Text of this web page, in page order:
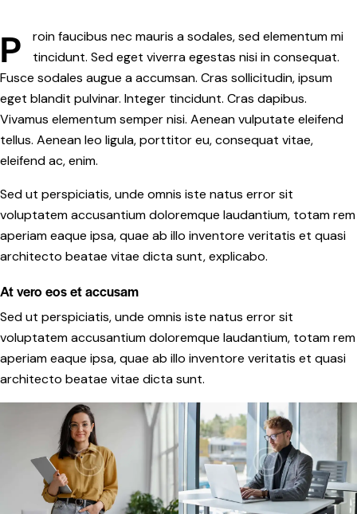
P
roin faucibus nec mauris a sodales, sed elementum mi
tincidunt. Sed eget viverra egestas nisi in consequat.
Fusce sodales augue a accumsan. Cras sollicitudin, ipsum
eget blandit pulvinar. Integer tincidunt. Cras dapibus.
Vivamus elementum semper nisi. Aenean vulputate eleifend
tellus. Aenean leo ligula, porttitor eu, consequat vitae,
eleifend ac, enim.
Sed ut perspiciatis, unde omnis iste natus error sit
voluptatem accusantium doloremque laudantium, totam rem
aperiam eaque ipsa, quae ab illo inventore veritatis et quasi
architecto beatae vitae dicta sunt, explicabo.
At vero eos et accusam
Sed ut perspiciatis, unde omnis iste natus error sit
voluptatem accusantium doloremque laudantium, totam rem
aperiam eaque ipsa, quae ab illo inventore veritatis et quasi
architecto beatae vitae dicta sunt.